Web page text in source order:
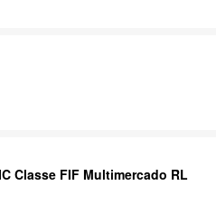
Classe FIF Multimercado RL